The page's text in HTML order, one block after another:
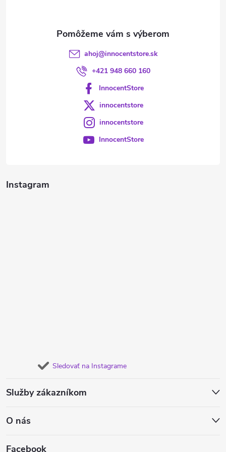
Instagram
Sledovať na Instagrame
Služby zákazníkom
O nás
Facebook
ahoj@innocentstore.sk
+421 948 660 160
InnocentStore
innocentstore
innocentstore
InnocentStore